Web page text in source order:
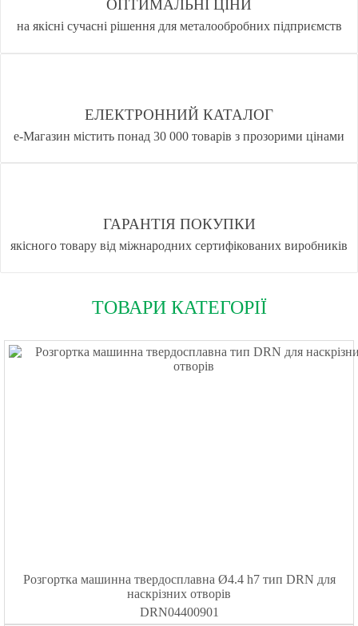
ОПТИМАЛЬНІ ЦІНИ
на якісні сучасні рішення для металообробних підприємств
ЕЛЕКТРОННИЙ КАТАЛОГ
е-Магазин містить понад 30 000 товарів з прозорими цінами
ГАРАНТІЯ ПОКУПКИ
якісного товару від міжнародних сертифікованих виробників
ТОВАРИ КАТЕГОРІЇ
Розгортка машинна твердосплавна Ø4.4 h7 тип DRN для
наскрізних отворів
DRN04400901